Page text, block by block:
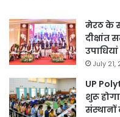
मेरठ के
दीक्षांत
उपाधियां
July 21,
UP
शुरू